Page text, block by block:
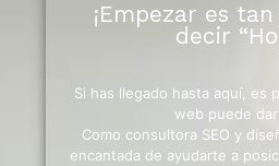
¡Empezar es
decir
Si has llegado hasta aquí, es
web puede dar
Como consultora SEO y
encantada de ayudarte a